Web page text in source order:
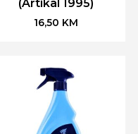
(Artikal 1995)
16,50 KM